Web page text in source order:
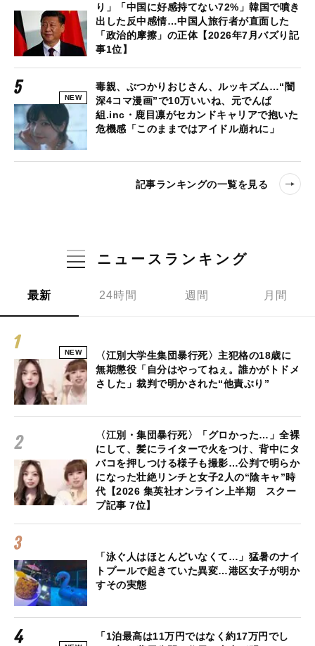
り」「中国に好感持てない72%」韓国で噴き
出した反中感情…中国人旅行者が直面した
「政治的摩擦」の正体【2026年7月バズり記
事1位】
NEW
毒親、ぶつかりおじさん、ルッキズム…“闇
深4コマ漫画”で10万いいね、元でんぱ
組.inc・鹿目凛がセカンドキャリアで抱いた
危機感「このままではアイドル崩れに」
記事ランキングの一覧を見る
ニュースランキング
最新 24時間 週間 月間
NEW
〈江別大学生集団暴行死〉主犯格の18歳に
無期懲役「自分はやってねぇ。誰かがトドメ
さした」裁判で明かされた“他責ぶり”
〈江別・集団暴行死〉「グロかった…」全裸
にして、髪にライターで火をつけ、背中にタ
バコを押しつける様子も撮影…公判で明らか
になった壮絶リンチと女子2人の“陰キャ”時
代【2026 集英社オンライン上半期 スクー
プ記事 7位】
「泳ぐ人はほとんどいなくて…」猛暑のナイ
トプールで起きていた異変…港区女子が明か
すその実態
「1泊最高は11万円ではなく約17万円でし